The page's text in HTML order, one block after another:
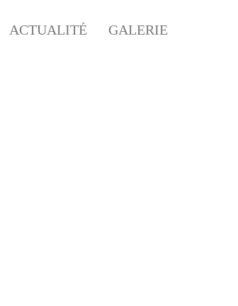
ACTUALITÉ GALERIE